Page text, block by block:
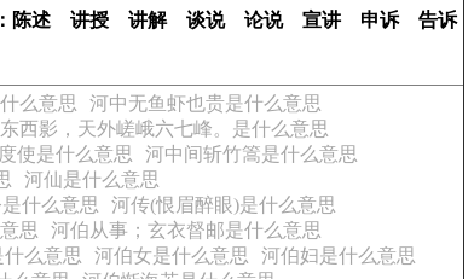
：陈述 讲授 讲解 谈说 论说 宣讲 申诉 告诉
么意思
河中无鱼虾也贵是什么意思
西影，天外嵯峨六七峰。是什么意思
使是什么意思
河中间斩竹篙是什么意思
河仙是什么意思
什么意思
河传(恨眉醉眼)是什么意思
思
河伯从事；玄衣督邮是什么意思
么意思 河伯女是什么意思
河伯妇是什么意思